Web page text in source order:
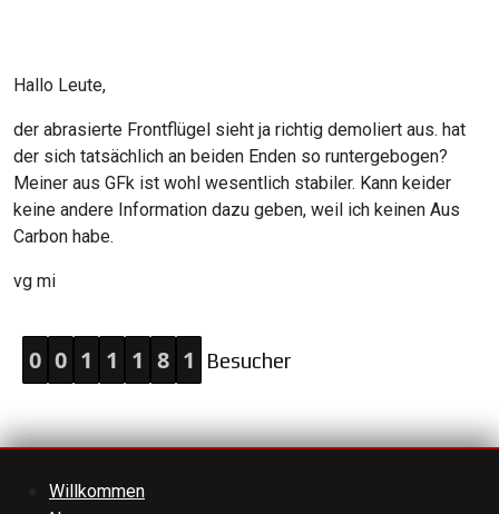
Hallo Leute,
der abrasierte Frontflügel sieht ja richtig demoliert aus. hat
der sich tatsächlich an beiden Enden so runtergebogen?
Meiner aus GFk ist wohl wesentlich stabiler. Kann keider
keine andere Information dazu geben, weil ich keinen Aus
Carbon habe.
vg mi
0 0 1 1 1 8 1 Besucher
Willkommen